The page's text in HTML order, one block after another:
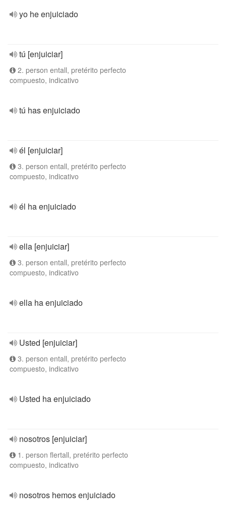
yo he enjuiciado
tú [enjuiciar]
2. person entall, pretérito perfecto
compuesto, indicativo
tú has enjuiciado
él [enjuiciar]
3. person entall, pretérito perfecto
compuesto, indicativo
él ha enjuiciado
ella [enjuiciar]
3. person entall, pretérito perfecto
compuesto, indicativo
ella ha enjuiciado
Usted [enjuiciar]
3. person entall, pretérito perfecto
compuesto, indicativo
Usted ha enjuiciado
nosotros [enjuiciar]
1. person flertall, pretérito perfecto
compuesto, indicativo
nosotros hemos enjuiciado